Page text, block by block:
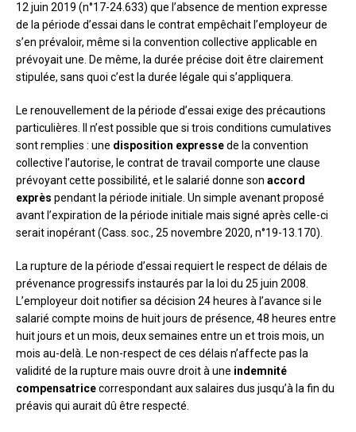
12 juin 2019 (n°17-24.633) que l’absence de mention expresse
de la période d’essai dans le contrat empêchait l’employeur de
s’en prévaloir, même si la convention collective applicable en
prévoyait une. De même, la durée précise doit être clairement
stipulée, sans quoi c’est la durée légale qui s’appliquera.
Le renouvellement de la période d’essai exige des précautions
particulières. Il n’est possible que si trois conditions cumulatives
sont remplies : une disposition expressede la convention
collective l’autorise, le contrat de travail comporte une clause
prévoyant cette possibilité, et le salarié donne son accord
exprès pendant la période initiale. Un simple avenant proposé
avant l’expiration de la période initiale mais signé après celle-ci
serait inopérant (Cass. soc., 25 novembre 2020, n°19-13.170).
La rupture de la période d’essai requiert le respect de délais de
prévenance progressifs instaurés par la loi du 25 juin 2008.
L’employeur doit notifier sa décision 24 heures à l’avance si le
salarié compte moins de huit jours de présence, 48 heures entre
huit jours et un mois, deux semaines entre un et trois mois, un
mois au-delà. Le non-respect de ces délais n’affecte pas la
validité de la rupture mais ouvre droit à une indemnité
compensatricecorrespondant aux salaires dus jusqu’à la fin du
préavis qui aurait dû être respecté.